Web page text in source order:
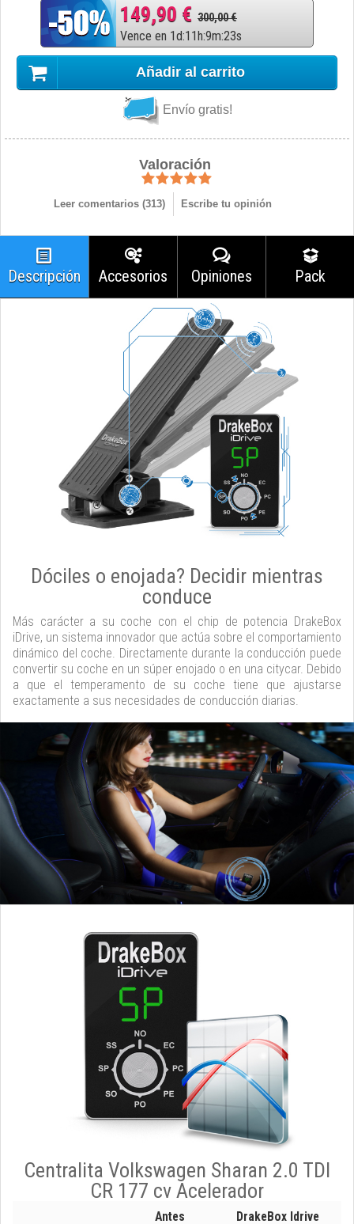
149,90 € 300,00 €
Vence en 1d:11 h:9m:22s
Añadir al carrito
Envío gratis!
Valoración
Leer comentarios (313) Escribe tu opinión
Descripción Accesorios Opiniones Pack
Dóciles o enojada? Decidir mientras
conduce
Más carácter a su coche con el chip de potencia DrakeBox
iDrive, un sistema innovador que actúa sobre el comportamiento
dinámico del coche. Directamente durante la conducción puede
convertir su coche en un súper enojado o en una citycar. Debido
a que el temperamento de su coche tiene que ajustarse
exactamente a sus necesidades de conducción diarias.
Centralita Volkswagen Sharan 2.0 TDI
CR 177 cv Acelerador
Antes DrakeBox Idrive